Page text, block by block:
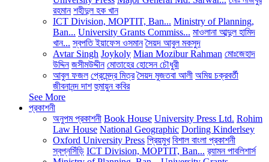
রহমান শহীদুল হক খান
ICT Division, MOPTIT, Ban... Ministry of Planning,
Ban... University Grants Commiss... মাওলানা আব্দুল হামিদ
খান... স্বপতি ইয়াফেস ওসমান সৈয়দ আবুল মকসুদ
Avtar Singh Joykoly Mian Mozibur Rahman মোঃজেহাদ
উদ্দিন জসীমউদ্দীন মোতাহের হোসেন চৌধুরী
আবুল ফজল প্রেমেন্দ্র মিত্র সৈয়দ মুজতবা আলী অমিয় চক্রবর্তী
জীবনানন্দ দাশ হুমায়ুন কবির
See More
প্রকাশনী
অনুপম প্রকাশনী Book House University Press Ltd. Rohim
Law House National Geographic Dorling Kinderlsey
Oxford University Press প্রিয়মুখ বিশাল বাংলা প্রকাশনী
স্বপ্নসিঁড়ি ICT Division, MOPTIT, Ban... র‍্যামন পাবলিশার্স